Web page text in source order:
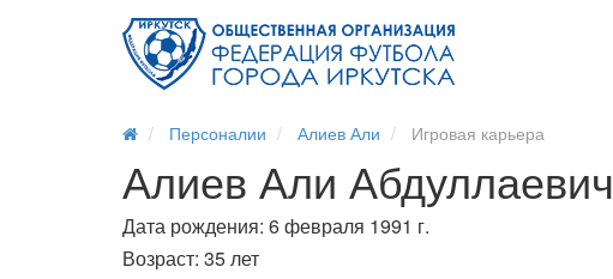
Персоналии Алиев Али Игровая карьера
Алиев Али Абдуллаевич
Дата рождения: 6 февраля 1991 г.
Возраст: 35 лет